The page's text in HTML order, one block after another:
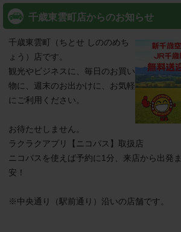
千歳東雲町店からのお知らせ
千歳東雲町（ちとせ しののめち
ょう）店です。
観光やビジネスに、毎日のお買い
物に、週末のお出かけに、お気軽
にご利用ください。
お待たせしません。
ラクラクアプリ【ニコパス】取扱店
ニコパスを使えば予約に1分、来店から出発
安！
※中央通り（駅前通り）沿いの店舗です。